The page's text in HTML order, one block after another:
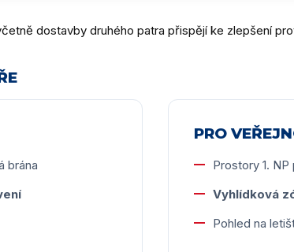
dostavby druhého patra přispějí ke zlepšení
brána
PRO
Prostory 1.
Vyhlídková
Pohled na